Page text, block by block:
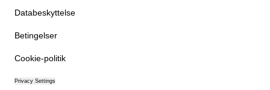
Databeskyttelse
Betingelser
Cookie-politik
Privacy Settings